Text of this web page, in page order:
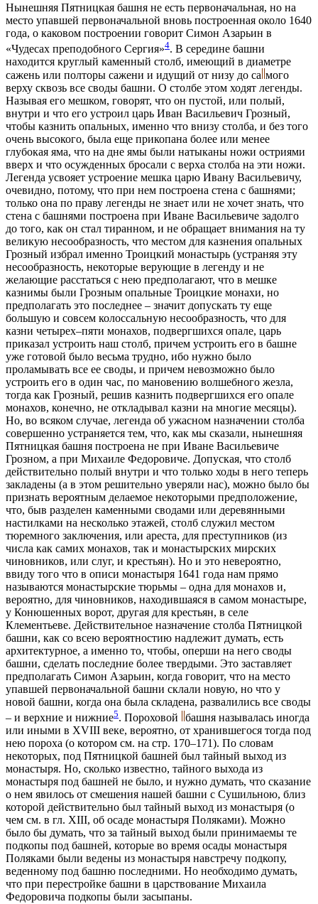
Нынешняя Пятницкая башня не есть первоначальная, но на
место упавшей первоначальной вновь построенная около 1640
года, о каковом построении говорит Симон Азарьин в
«Чудесах преподобного Сергия»4. В середине башни
находится круглый каменный столб, имеющий в диаметре
сажень или полторы сажени и идущий от низу до са мого
верху сквозь все своды башни. О столбе этом ходят легенды.
Называя его мешком, говорят, что он пустой, или полый,
внутри и что его устроил царь Иван Васильевич Грозный,
чтобы казнить опальных, именно что внизу столба, и без того
очень высокого, была еще прикопана более или менее
глубокая яма, что на дне ямы были натыканы ножи остриями
вверх и что осужденных бросали с верха столба на эти ножи.
Легенда усвояет устроение мешка царю Ивану Васильевичу,
очевидно, потому, что при нем построена стена с башнями;
только она по праву легенды не знает или не хочет знать, что
стена с башнями построена при Иване Васильевиче задолго
до того, как он стал тиранном, и не обращает внимания на ту
великую несообразность, что местом для казнения опальных
Грозный избрал именно Троицкий монастырь (устраняя эту
несообразность, некоторые верующие в легенду и не
желающие расстаться с нею предполагают, что в мешке
казнимы были Грозным опальные Троицкие монахи, но
предполагать это последнее – значит допускать ту еще
большую и совсем колоссальную несообразность, что для
казни четырех–пяти монахов, подвергшихся опале, царь
приказал устроить наш столб, причем устроить его в башне
уже готовой было весьма трудно, ибо нужно было
проламывать все ее своды, и причем невозможно было
устроить его в один час, по мановению волшебного жезла,
тогда как Грозный, решив казнить подвергшихся его опале
монахов, конечно, не откладывал казни на многие месяцы).
Но, во всяком случае, легенда об ужасном назначении столба
совершенно устраняется тем, что, как мы сказали, нынешняя
Пятницкая башня построена не при Иване Васильевиче
Грозном, а при Михаиле Федоровиче. Допуская, что столб
действительно полый внутри и что только ходы в него теперь
закладены (а в этом решительно уверяли нас), можно было бы
признать вероятным делаемое некоторыми предположение,
что, быв разделен каменными сводами или деревянными
настилками на несколько этажей, столб служил местом
тюремного заключения, или ареста, для преступников (из
числа как самих монахов, так и монастырских мирских
чиновников, или слуг, и крестьян). Но и это невероятно,
ввиду того что в описи монастыря 1641 года нам прямо
называются монастырские тюрьмы – одна для монахов и,
вероятно, для чиновников, находившаяся в самом монастыре,
у Конюшенных ворот, другая для крестьян, в селе
Клементьеве. Действительное назначение столба Пятницкой
башни, как со всею вероятностию надлежит думать, есть
архитектурное, а именно то, чтобы, оперши на него своды
башни, сделать последние более твердыми. Это заставляет
предполагать Симон Азарьин, когда говорит, что на место
упавшей первоначальной башни склали новую, но что у
новой башни, когда она была складена, развалились все своды
– и верхние и нижние5. Пороховой
башня называлась иногда
или иными в ХVIII веке, вероятно, от хранившегося тогда под
нею пороха (о котором см. на стр. 170–171). По словам
некоторых, под Пятницкой башней был тайный выход из
монастыря. Но, сколько известно, тайного выхода из
монастыря под башней не было, и нужно думать, что сказание
о нем явилось от смешения нашей башни с Сушильною, близ
которой действительно был тайный выход из монастыря (о
чем см. в гл. ХIII, об осаде монастыря Поляками). Можно
было бы думать, что за тайный выход были принимаемы те
подкопы под башней, которые во время осады монастыря
Поляками были ведены из монастыря навстречу подкопу,
веденному под башню последними. Но необходимо думать,
что при перестройке башни в царствование Михаила
Федоровича подкопы были засыпаны.